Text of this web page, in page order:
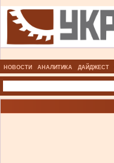
НОВОСТИ АНАЛИТИКА ДАЙДЖЕСТ